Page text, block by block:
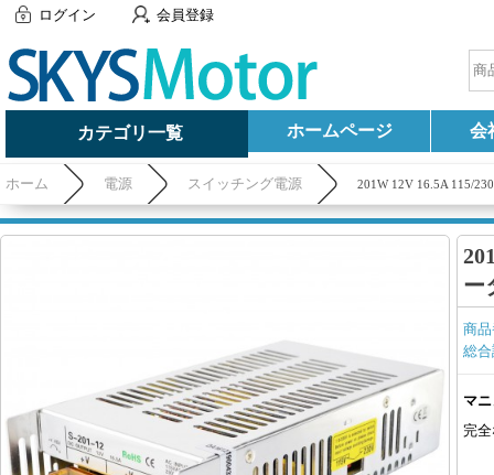
ログイン 会員登録
カテゴリ一覧 ホームページ 会
ホーム 電源 スイッチング電源 201W 12V 16.5A 115/
ー
商
総
マ
完